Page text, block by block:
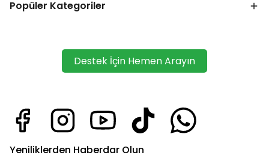
Popüler Kategoriler
Destek İçin Hemen Arayın
Yeniliklerden Haberdar Olun